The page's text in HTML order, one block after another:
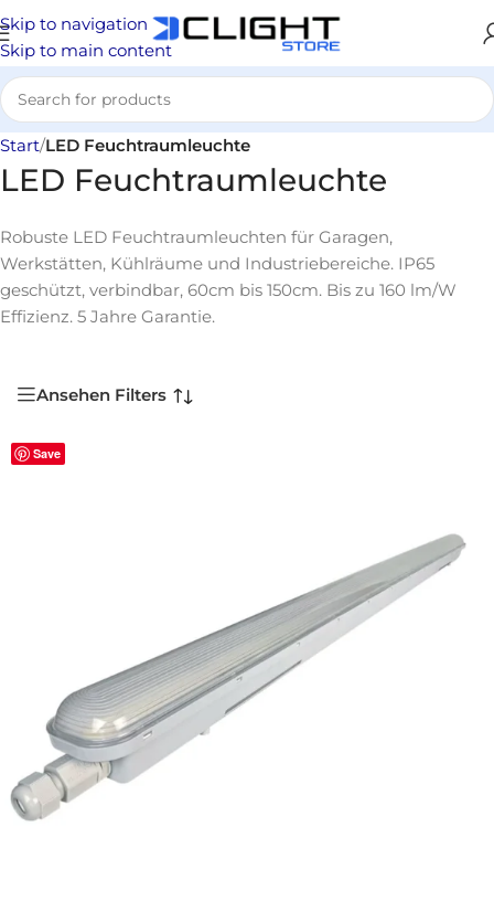
Skip to navigation
Skip to main content
Start/LED Feuchtraumleuchte
LED Feuchtraumleuchte
Robuste LED Feuchtraumleuchten für Garagen,
Werkstätten, Kühlräume und Industriebereiche. IP65
geschützt, verbindbar, 60cm bis 150cm. Bis zu 160 lm/W
Effizienz. 5 Jahre Garantie.
Ansehen Filters
Save